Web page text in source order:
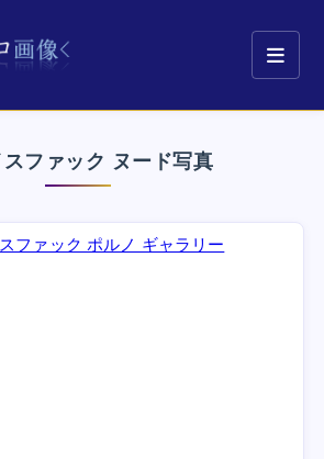
スファック ヌード写真